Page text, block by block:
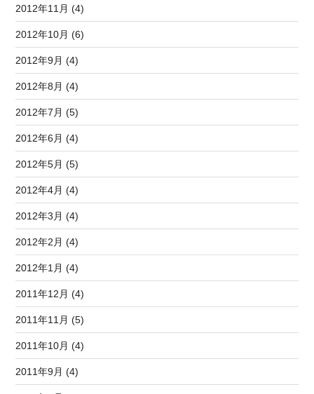
2012年11月 (4)
2012年10月 (6)
2012年9月 (4)
2012年8月 (4)
2012年7月 (5)
2012年6月 (4)
2012年5月 (5)
2012年4月 (4)
2012年3月 (4)
2012年2月 (4)
2012年1月 (4)
2011年12月 (4)
2011年11月 (5)
2011年10月 (4)
2011年9月 (4)